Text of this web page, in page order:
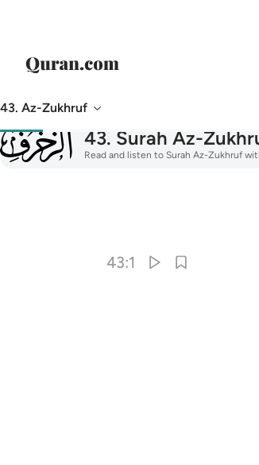
43. Az-Zukhruf
43. Surah Az-
Read and listen to Surah Az-Zukhruf
43:1